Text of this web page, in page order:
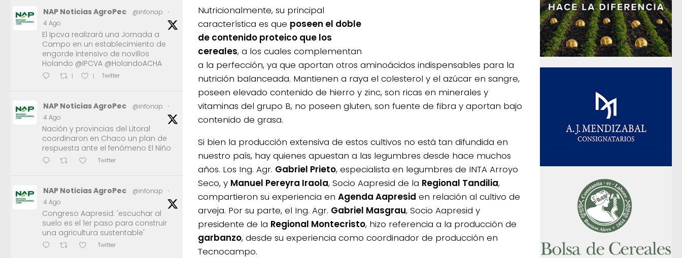
Nutricionalmente, su principal
característica es que poseen el doble
de contenido proteico que los
cereales, a los cuales complementan
a la perfección, ya que aportan otros aminoácidos indispensables para la
nutrición balanceada. Mantienen a raya el colesterol y el azúcar en sangre,
poseen elevado contenido de hierro y zinc, son ricas en minerales y
vitaminas del grupo B, no poseen gluten, son fuente de fibra y aportan bajo
contenido de grasa.
Si bien la producción extensiva de estos cultivos no está tan difundida en
nuestro país, hay quienes apuestan a las legumbres desde hace muchos
años. Los Ing. Agr. Gabriel Prieto, especialista en legumbres de INTA Arroyo
Seco, y Manuel Pereyra Iraola, Socio Aapresid de la Regional Tandilia,
compartieron su experiencia en Agenda Aapresid en relación al cultivo de
arveja. Por su parte, el Ing. Agr. Gabriel Masgrau, Socio Aapresid y
presidente de la Regional Montecristo, hizo referencia a la producción de
garbanzo, desde su experiencia como coordinador de producción en
Tecnocampo.
NAP Noticias AgroPec @infonap
·
4 Ago
El Ipcva realizará una Jornada a
Campo en un establecimiento de
engorde intensivo de novillos
Holando @IPCVA @HolandoACHA
1 1 Twitter
NAP Noticias AgroPec @infonap
·
4 Ago
Nación y provincias del Litoral
coordinaron en Chaco un plan de
respuesta ante el fenómeno El Niño
Twitter
NAP Noticias AgroPec @infonap
·
4 Ago
Congreso Aapresid: 'escuchar al
suelo es el 1er paso para construir
una agricultura sustentable'
Twitter